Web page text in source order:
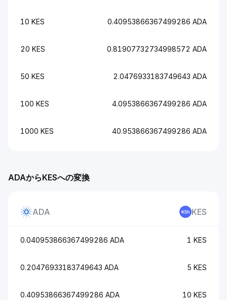
ADAからKESへの変換
ADA KES
0.040953866367499286 ADA 1 KES
0.20476933183749643 ADA 5 KES
0.40953866367499286 ADA 10 KES
10 KES 0.40953866367499286 ADA
20 KES 0.81907732734998572 ADA
50 KES 2.0476933183749643 ADA
100 KES 4.0953866367499286 ADA
1000 KES 40.953866367499286 ADA